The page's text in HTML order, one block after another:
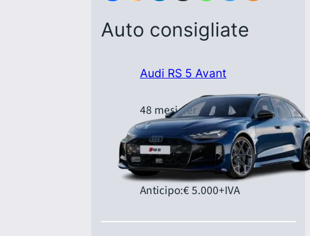
Auto consigliate
Audi RS 5 Avant
48 mesi per 40.000 km
Canone:€ 1.379,00+IVA/mese
Anticipo:€ 5.000+IVA